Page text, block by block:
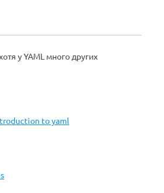
у YAML много других
to yaml